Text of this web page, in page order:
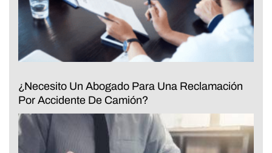
¿Necesito Un Abogado Para Una Reclamación
Por Accidente De Camión?